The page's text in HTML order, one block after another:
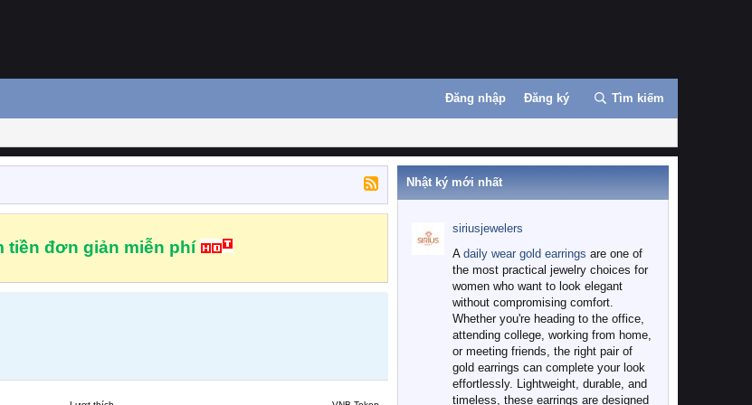
Đăng nhập Đăng ký Tìm kiếm
tiền đơn giản miễn phí
Nhật ký mới nhất
siriusjewelers
A daily wear gold earrings are one of
the most practical jewelry choices for
women who want to look elegant
without compromising comfort.
Whether you're heading to the office,
attending college, working from home,
or meeting friends, the right pair of
gold earrings can complete your look
effortlessly. Lightweight, durable, and
timeless, these earrings are designed